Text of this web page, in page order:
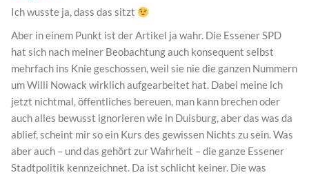
Ich wusste ja, dass das sitzt
Aber in einem Punkt ist der Artikel ja wahr. Die Essener SPD
hat sich nach meiner Beobachtung auch konsequent selbst
mehrfach ins Knie geschossen, weil sie nie die ganzen Nummern
um Willi Nowack wirklich aufgearbeitet hat. Dabei meine ich
jetzt nichtmal, öffentliches bereuen, man kann brechen oder
auch alles bewusst ignorieren wie in Duisburg, aber das was da
ablief, scheint mir so ein Kurs des gewissen Nichts zu sein. Was
aber auch – und das gehört zur Wahrheit – die ganze Essener
Stadtpolitik kennzeichnet. Da ist schlicht keiner. Die was